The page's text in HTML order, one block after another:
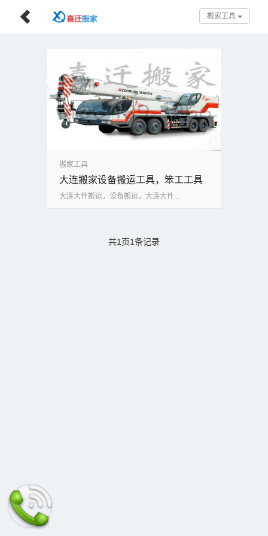
搬家工具
搬家工具
大连搬家设备搬运工具，笨工工具
大连大件搬运，设备搬运，大连大件...
共1页1条记录